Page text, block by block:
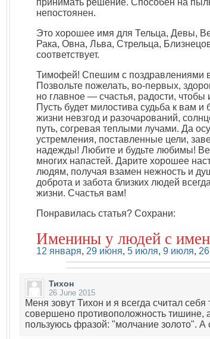
принимать решение. Способен на
непостоянен.
Это хорошее имя для Тельца, Девы,
Рака, Овна, Льва, Стрельца,
соответствует.
Тимофей! Спешим с поздравлениями
Позвольте пожелать, во-первых,
но главное — счастья, радости,
Пусть будет милостива судьба к вам
жизни невзгод и разочарований,
путь, согревая теплыми лучами. Да
устремления, поставленные цели,
надежды! Любите и будьте любимы!
многих напастей. Дарите хорошее
людям, получая взамен нежность и
доброта и забота близких людей
жизни. Счастья вам!
Понравилась статья? Сохрани:
Именины у людей с
12 января, 29 июня, 5 июля, 9 июля,
Тихон
26 June 2015
Меня зовут Тихон и я всегда считал
совершено противоположность тишине,
пользуюсь фразой: "молчание золото". А